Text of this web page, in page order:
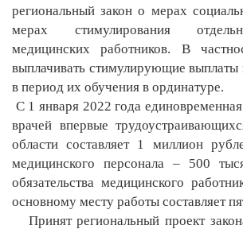
региональный закон о мерах
мерах стимулирования
медицинских работников. В
выплачивать стимулирующие
в период их обучения в ординатуре.
С 1 января 2022 года
врачей впервые
области составляет 1 миллион
медицинского персонала – 500
обязательства медицинского
основному месту работы составляет
Принят региональный проект